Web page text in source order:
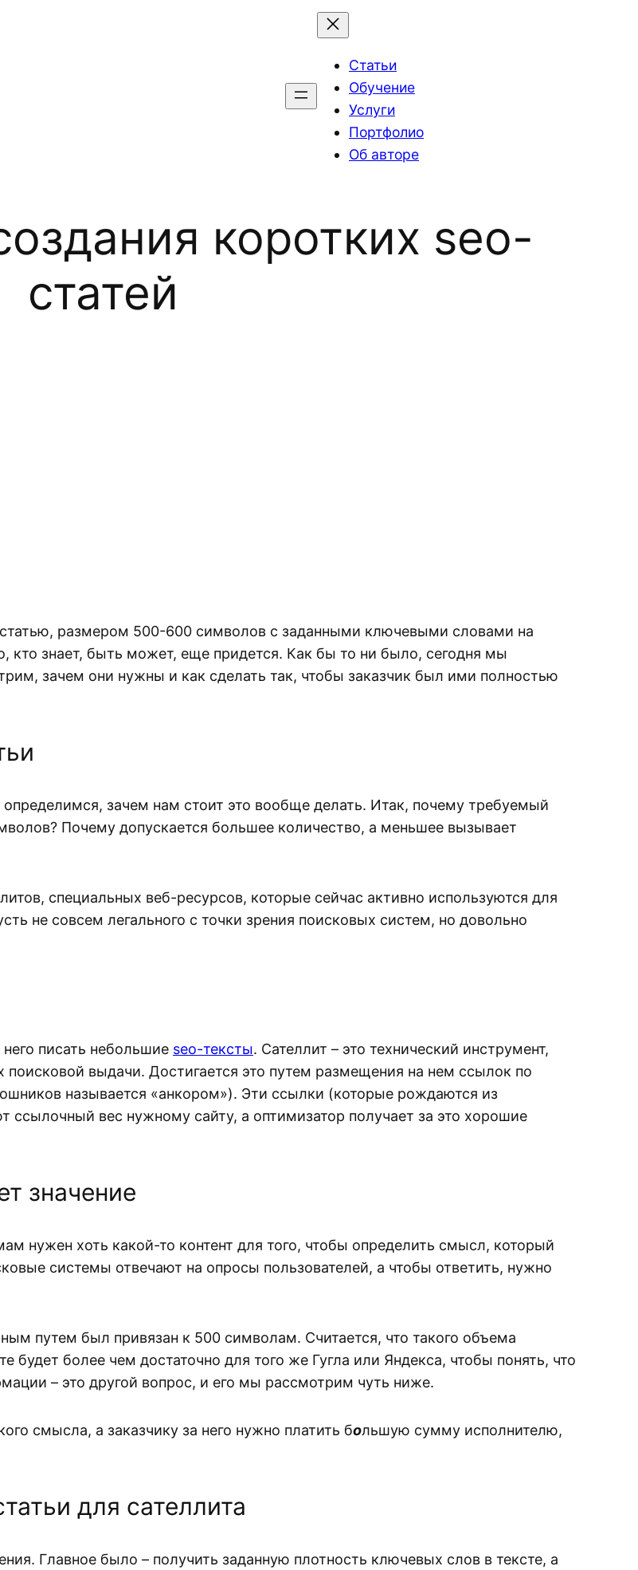
Статьи
Обучение
Услуги
Портфолио
Об авторе
коротких seo-
статей
статью, размером 500-600 символов с заданными ключевыми словами на
кто знает, быть может, еще придется. Как бы то ни было, сегодня мы
зачем они нужны и как сделать так, чтобы заказчик был ими полностью
зачем нам стоит это вообще делать. Итак, почему требуемый
Почему допускается большее количество, а меньшее вызывает
специальных веб-ресурсов, которые сейчас активно используются для
не совсем легального с точки зрения поисковых систем, но довольно
писать небольшие seo-тексты. Сателлит – это технический инструмент,
выдачи. Достигается это путем размещения на нем ссылок по
называется «анкором»). Эти ссылки (которые рождаются из
ссылочный вес нужному сайту, а оптимизатор получает за это хорошие
значение
нужен хоть какой-то контент для того, чтобы определить смысл, который
системы отвечают на опросы пользователей, а чтобы ответить, нужно
путем был привязан к 500 символам. Считается, что такого объема
будет более чем достаточно для того же Гугла или Яндекса, чтобы понять, что
– это другой вопрос, и его мы рассмотрим чуть ниже.
смысла, а заказчику за него нужно платить большую сумму исполнителю,
для сателлита
Главное было – получить заданную плотность ключевых слов в тексте, а